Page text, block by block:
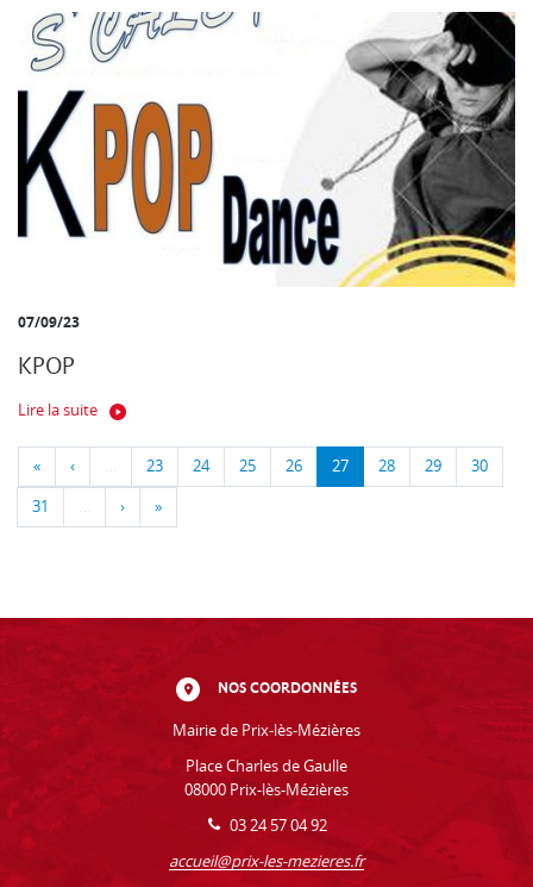
07/09/23
KPOP
Lire la suite
« ‹ … 23 24 25 26 27 28 29 30
31 … › »
NOS COORDONNÉES
Mairie de Prix-lès-Mézières
Place Charles de Gaulle
08000 Prix-lès-Mézières
03 24 57 04 92
accueil@prix-les-mezieres.fr